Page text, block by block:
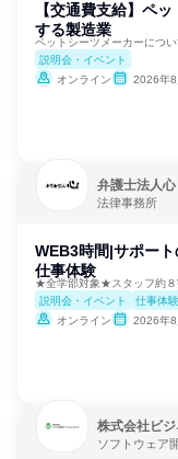
【交通費支給】ペ
する製造業
ペットシーツメーカーについ
説明会・イベント
オンライン
2026年8
弁護士法人心
法律事務所
WEB3時間|サポー
仕事体験
★全学部対象★スタッフ約８
説明会・イベント
仕事体験
オンライン
2026年8
株式会社ビ
ソフトウェア